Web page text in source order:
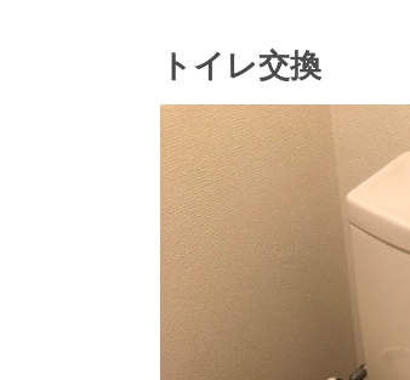
トイレ交換